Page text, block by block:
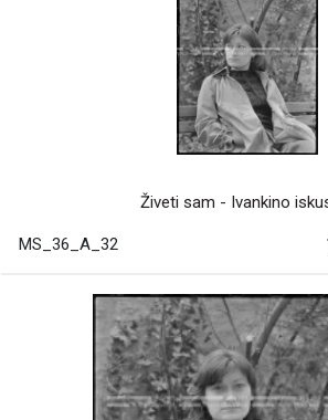
Živeti sam - Ivankino
MS_36_A_32